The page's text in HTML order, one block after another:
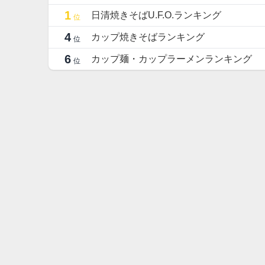
1 位 日清焼きそばU.F.O.ランキング
4 位 カップ焼きそばランキング
6 位 カップ麺・カップラーメンランキング